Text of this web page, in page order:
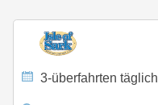
3-überfahrten täglich